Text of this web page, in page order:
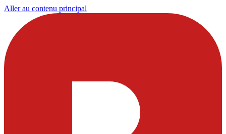
Aller au contenu principal